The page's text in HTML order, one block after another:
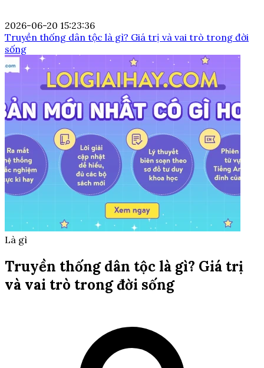
2026-06-20 15:23:36
Truyền thống dân tộc là gì? Giá trị và vai trò trong đời
sống
Là gì
Truyền thống dân tộc là gì? Giá trị
và vai trò trong đời sống